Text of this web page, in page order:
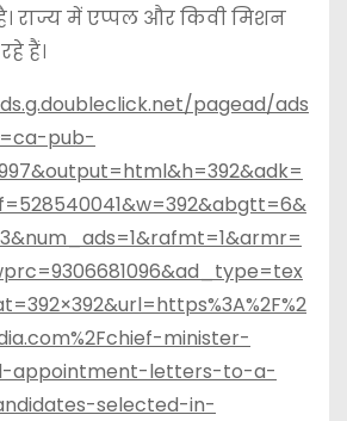
राज्य में एप्पल और किवी मिशन
हैं।
pagead/ads
pub-
minister-
appointment-letters-to-a-
selected-in-